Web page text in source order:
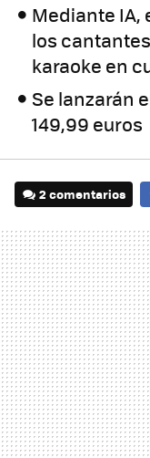
Mediante IA,
los
karaoke en
Se lanzarán
149,99 euros
2 comentarios